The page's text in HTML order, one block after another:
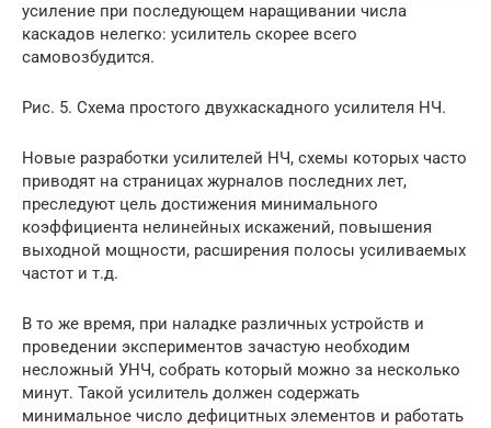
усиление при последующем наращивании числа
каскадов нелегко: усилитель скорее всего
самовозбудится.
Рис. 5. Схема простого двухкаскадного усилителя НЧ.
Новые разработки усилителей НЧ, схемы которых часто
приводят на страницах журналов последних лет,
преследуют цель достижения минимального
коэффициента нелинейных искажений, повышения
выходной мощности, расширения полосы усиливаемых
частот и т.д.
В то же время, при наладке различных устройств и
проведении экспериментов зачастую необходим
несложный УНЧ, собрать который можно за несколько
минут. Такой усилитель должен содержать
минимальное число дефицитных элементов и работать